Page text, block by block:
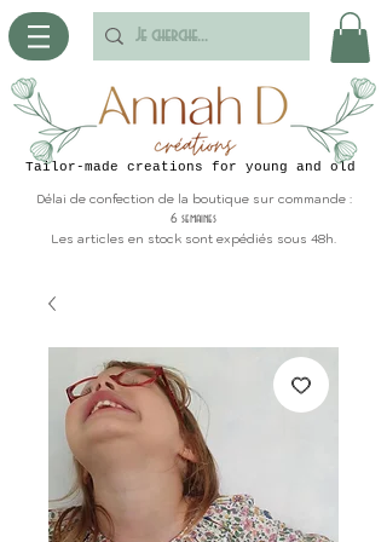
Tailor-made creations for young and old
Délai de confection de la boutique sur commande :
6 semaines
Les articles en stock sont expédiés sous 48h.